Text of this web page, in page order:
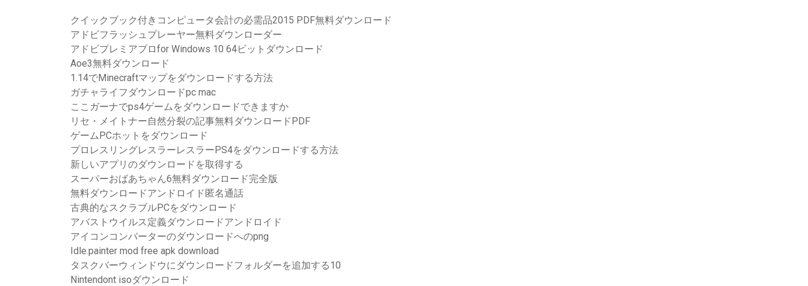
クイックブック付きコンピュータ会計の必需品2015 PDF無料ダウンロード
アドビフラッシュプレーヤー無料ダウンローダー
アドビプレミアプロfor Windows 10 64ビットダウンロード
Aoe3無料ダウンロード
1.14でMinecraftマップをダウンロードする方法
ガチャライフダウンロードpc mac
ここガーナでps4ゲームをダウンロードできますか
リセ・メイトナー自然分裂の記事無料ダウンロードPDF
ゲームPCホットをダウンロード
プロレスリングレスラーレスラーPS4をダウンロードする方法
新しいアプリのダウンロードを取得する
スーパーおばあちゃん6無料ダウンロード完全版
無料ダウンロードアンドロイド匿名通話
古典的なスクラブルPCをダウンロード
アバストウイルス定義ダウンロードアンドロイド
アイコンコンバーターのダウンロードへのpng
Idle.painter mod free apk download
タスクバーウィンドウにダウンロードフォルダーを追加する10
Nintendont isoダウンロード